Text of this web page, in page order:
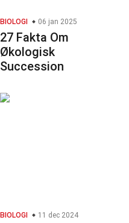
BIOLOGI 06 jan 2025
27 Fakta Om
Økologisk
Succession
BIOLOGI 11 dec 2024